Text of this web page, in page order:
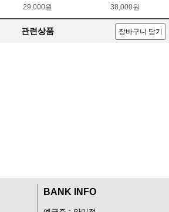
29,000원
38,000원
관련상품 장바구니 담기
BANK INFO